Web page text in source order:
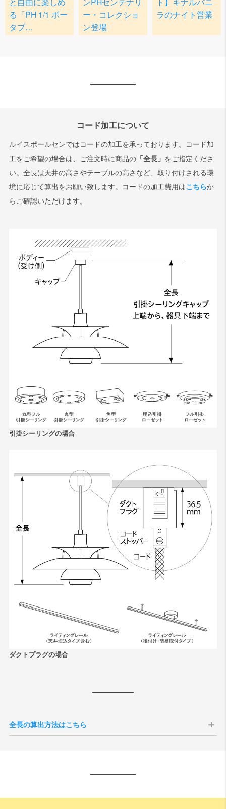
コード加工について
ルイスポールセンではコードの加工を承っております。コード加
工をご希望の場合は、ご注文時に商品の「全長」 をご指定くださ
い。全長は天井の高さやテーブルの高さなど、取り付けされる環
境に応じて算出をお願い致します。コードの加工費用はこちらか
らご確認いただけます。
引掛シーリングの場合
ダクトプラグの場合
全長の算出方法はこちら